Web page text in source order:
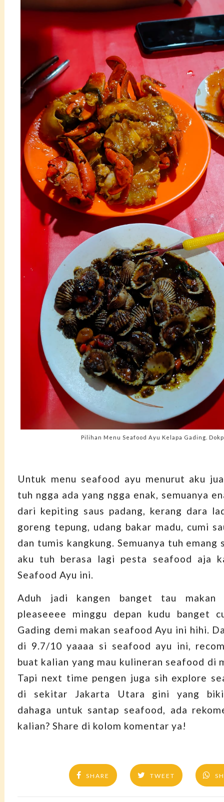
Pilihan Menu Seafood Ayu Kelapa Gading.
Untuk menu seafood ayu menurut aku
tuh ngga ada yang ngga enak, semuanya
dari kepiting saus padang, kerang dara
goreng tepung, udang bakar madu, cumi
dan tumis kangkung. Semuanya tuh emang
aku tuh berasa lagi pesta seafood aja
Seafood Ayu ini.
Aduh jadi kangen banget tau makan
pleaseeee minggu depan kudu banget
Gading demi makan seafood Ayu ini hihi.
di 9.7/10 yaaaa si seafood ayu ini,
buat kalian yang mau kulineran seafood di
Tapi next time pengen juga sih explore
di sekitar Jakarta Utara gini yang
dahaga untuk santap seafood, ada
kalian? Share di kolom komentar ya!
SHARE TWEET